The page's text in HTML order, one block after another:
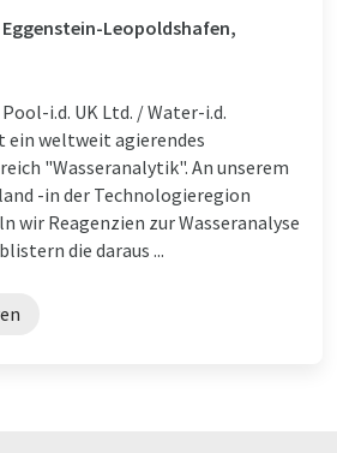
Leopoldshafen,
i.d. UK Ltd. / Water-i.d.
ein weltweit agierendes
"Wasseranalytik". An unserem
-in der Technologieregion
wir Reagenzien zur Wasseranalyse
die daraus ...